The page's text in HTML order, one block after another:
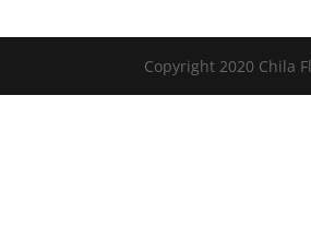
Copyright 2020 Chila